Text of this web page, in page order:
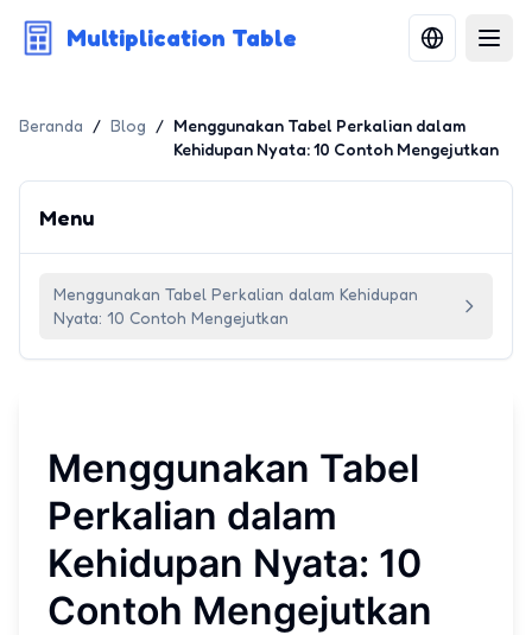
Multiplication Table
Beranda / Blog / Menggunakan Tabel Perkalian dalam
Kehidupan Nyata: 10 Contoh Mengejutkan
Menu
Menggunakan Tabel Perkalian dalam Kehidupan
Nyata: 10 Contoh Mengejutkan
Menggunakan Tabel
Perkalian dalam
Kehidupan Nyata: 10
Contoh Mengejutkan